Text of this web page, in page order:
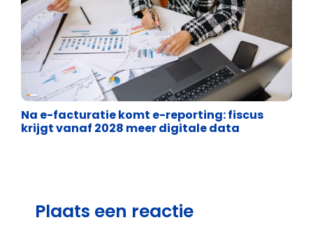
Financiële vrijheid
Na e-facturatie komt e-reporting: fiscus
krijgt vanaf 2028 meer digitale data
Plaats een reactie